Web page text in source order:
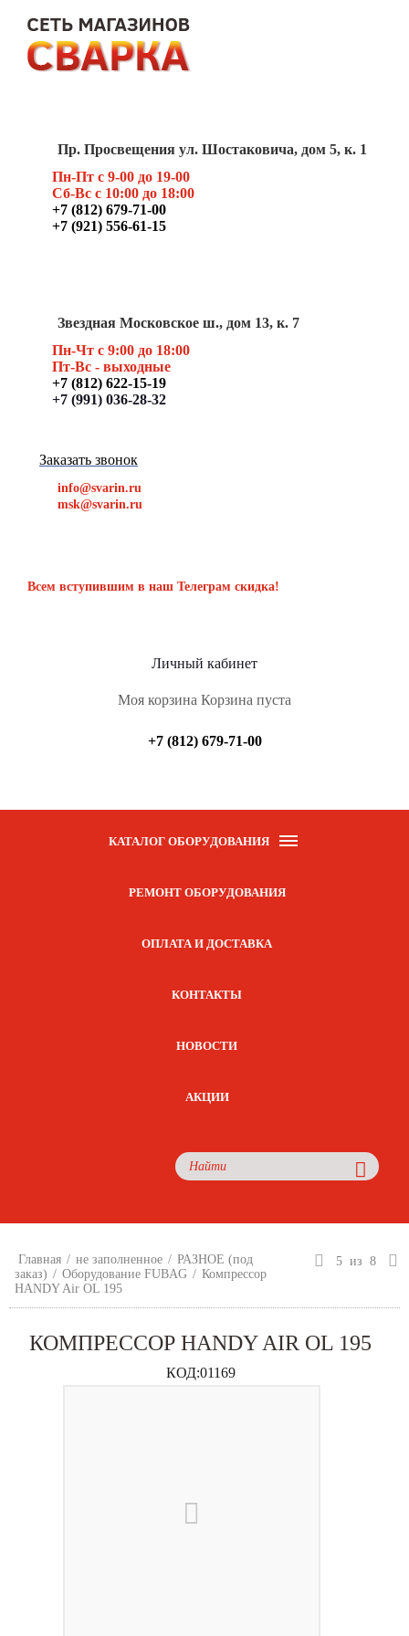
Пр. Просвещения ул. Шостаковича, дом 5, к. 1
Пн-Пт с 9-00 до 19-00
Сб-Вс с 10:00 до 18:00
+7 (812) 679-71-00
+7 (921) 556-61-15
Звездная Московское ш., дом 13, к. 7
Пн-Чт с 9:00 до 18:00
Пт-Вс - выходные
+7 (812) 622-15-19
+7 (991) 036-28-32
Заказать звонок
info@svarin.ru
msk@svarin.ru
Всем вступившим в наш Телеграм скидка!
Личный кабинет
Моя корзина Корзина пуста
+7 (812) 679-71-00
КАТАЛОГ ОБОРУДОВАНИЯ
РЕМОНТ ОБОРУДОВАНИЯ
ОПЛАТА И ДОСТАВКА
КОНТАКТЫ
НОВОСТИ
АКЦИИ
Главная / не заполненное / РАЗНОЕ (под
заказ) / Оборудование FUBAG / Компрессор
HANDY Air OL 195
5 из 8
КОМПРЕССОР HANDY AIR OL 195
КОД:01169